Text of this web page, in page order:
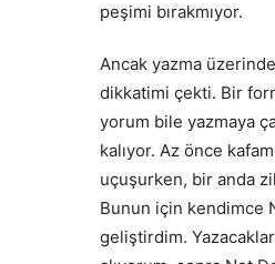
peşimi bırakmıyor.
Ancak yazma
dikkatimi çekti. Bir
yorum bile yazmaya
kalıyor. Az önce
uçuşurken, bir anda
Bunun için kendimce
geliştirdim.